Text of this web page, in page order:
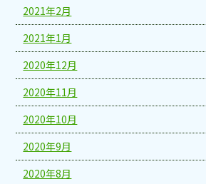
2021年2月
2021年1月
2020年12月
2020年11月
2020年10月
2020年9月
2020年8月